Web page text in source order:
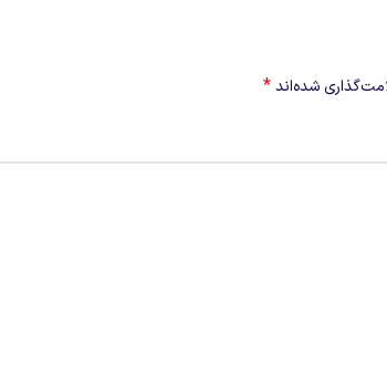
شده‌اند*